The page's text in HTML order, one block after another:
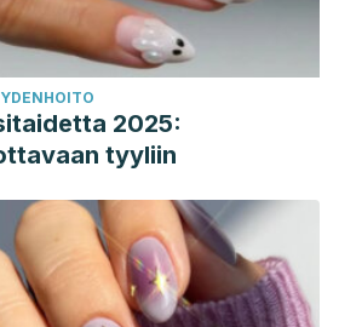
2025:
tyyliin